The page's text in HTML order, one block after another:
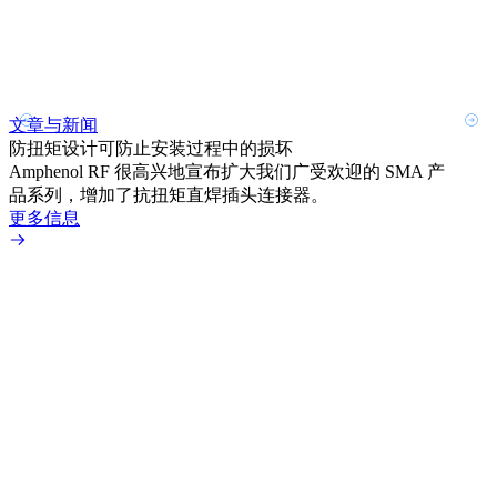
文章与新闻
防扭矩设计可防止安装过程中的损坏
Amphenol RF 很高兴地宣布扩大我们广受欢迎的 SMA 产
品系列，增加了抗扭矩直焊插头连接器。
更多信息
文